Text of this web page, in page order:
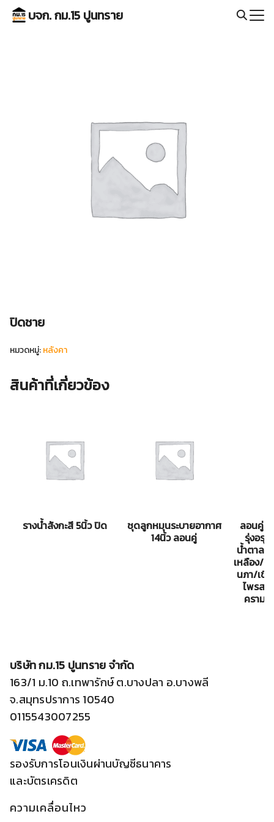
Skip
บจก. กม.15 ปูนทราย
ปิดชาย
หมวดหมู่:หลังคา
สินค้าที่เกี่ยวข้อง
รางน้ำสังกะสี 5นิ้ว ปิด
ชุดลูกหมุนระบายอากาศ
14นิ้ว ลอนคู่
ลอนคู่สี
รุ่งอรุ
น้ำตาล
เหลือง/เ
นภา/เขี
ไพรส
คราม
บริษัท กม.15 ปูนทราย จำกัด
163/1 ม.10 ถ.เทพารักษ์ ต.บางปลา อ.บางพลี
จ.สมุทรปราการ 10540
0115543007255
รองรับการโอนเงินผ่านบัญชีธนาคาร
และบัตรเครดิต
ความเคลื่อนไหว